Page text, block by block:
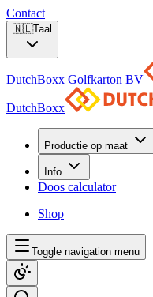
Contact
🇳🇱Taal
DutchBoxx Golfkarton BV
DutchBoxx
Productie op maat
Info
Doos calculator
Shop
Toggle navigation menu